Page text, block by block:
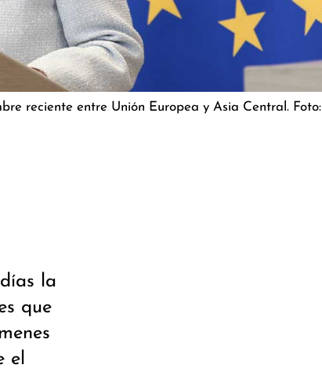
reciente entre Unión Europea y Asia Central. Foto:
la
que
el